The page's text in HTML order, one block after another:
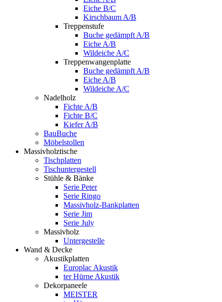
Eiche B/C
Kirschbaum A/B
Treppenstufe
Buche gedämpft A/B
Eiche A/B
Wildeiche A/C
Treppenwangenplatte
Buche gedämpft A/B
Eiche A/B
Wildeiche A/C
Nadelholz
Fichte A/B
Fichte B/C
Kiefer A/B
BauBuche
Möbelstollen
Massivholztische
Tischplatten
Tischuntergestell
Stühle & Bänke
Serie Peter
Serie Ringo
Massivholz-Bankplatten
Serie Jim
Serie July
Massivholz
Untergestelle
Wand & Decke
Akustikplatten
Europlac Akustik
ter Hürne Akustik
Dekorpaneele
MEISTER